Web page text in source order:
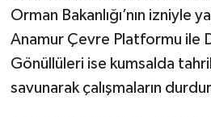
Orman Bakanlığı’nın izniyle
Anamur Çevre Platformu ile
Gönüllüleri ise kumsalda
savunarak çalışmaların